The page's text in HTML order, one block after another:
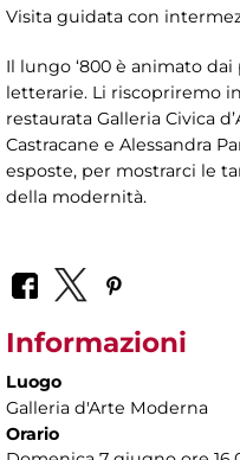
Visita guidata con
Il lungo ‘800 è animato
letterarie. Li riscopriremo
restaurata Galleria Civica
Castracane e Alessandra
esposte, per mostrarci le
della modernità.
Informazioni
Luogo
Galleria d'Arte Moderna
Orario